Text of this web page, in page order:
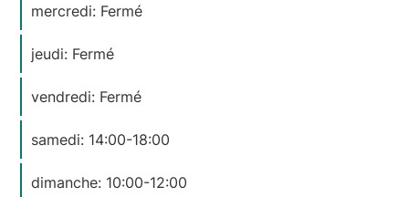
mercredi: Fermé
jeudi: Fermé
vendredi: Fermé
samedi: 14:00-18:00
dimanche: 10:00-12:00